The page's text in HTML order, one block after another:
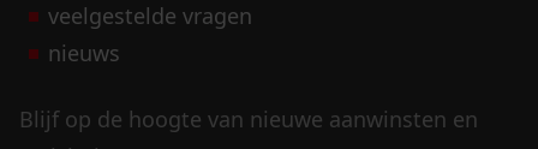
veelgestelde vragen
nieuws
Blijf op de hoogte van nieuwe aanwinsten en